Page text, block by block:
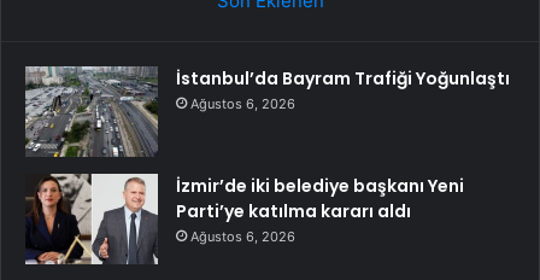
İstanbul’da Bayram Trafiği Yoğunlaştı
Ağustos 6, 2026
İzmir’de iki belediye başkanı Yeni
Parti’ye katılma kararı aldı
Ağustos 6, 2026